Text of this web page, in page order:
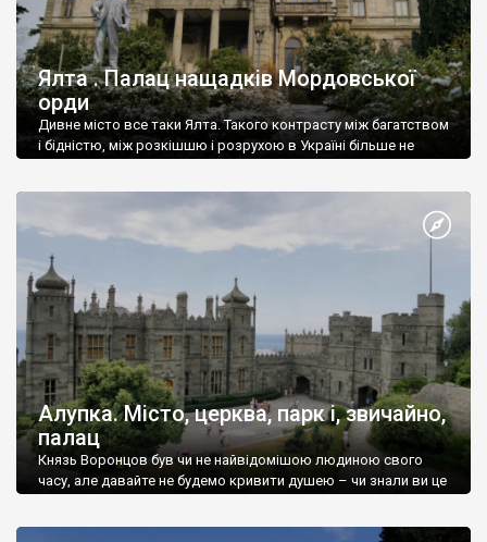
Ялта . Палац нащадків Мордовської
орди
Дивне місто все таки Ялта. Такого контрасту між багатством
і бідністю, між розкішшю і розрухою в Україні більше не
Алупка. Місто, церква, парк і, звичайно,
палац
Князь Воронцов був чи не найвідомішою людиною свого
часу, але давайте не будемо кривити душею – чи знали ви це